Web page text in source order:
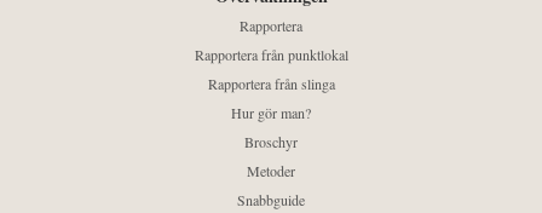
Rapportera
Rapportera från punktlokal
Rapportera från slinga
Hur gör man?
Broschyr
Metoder
Snabbguide